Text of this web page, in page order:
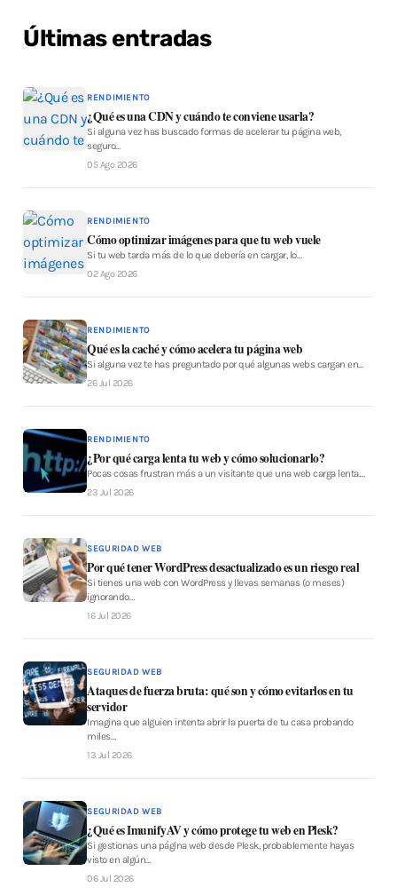
Últimas entradas
RENDIMIENTO
¿Qué es una CDN y cuándo te conviene usarla?
Si alguna vez has buscado formas de acelerar tu página web,
seguro…
05 Ago 2026
RENDIMIENTO
Cómo optimizar imágenes para que tu web vuele
Si tu web tarda más de lo que debería en cargar, lo…
02 Ago 2026
RENDIMIENTO
Qué es la caché y cómo acelera tu página web
Si alguna vez te has preguntado por qué algunas webs cargan en…
26 Jul 2026
RENDIMIENTO
¿Por qué carga lenta tu web y cómo solucionarlo?
Pocas cosas frustran más a un visitante que una web carga lenta.…
23 Jul 2026
SEGURIDAD WEB
Por qué tener WordPress desactualizado es un riesgo real
Si tienes una web con WordPress y llevas semanas (o meses)
ignorando…
16 Jul 2026
SEGURIDAD WEB
Ataques de fuerza bruta: qué son y cómo evitarlos en tu
servidor
Imagina que alguien intenta abrir la puerta de tu casa probando
miles…
13 Jul 2026
SEGURIDAD WEB
¿Qué es ImunifyAV y cómo protege tu web en Plesk?
Si gestionas una página web desde Plesk, probablemente hayas
visto en algún…
06 Jul 2026